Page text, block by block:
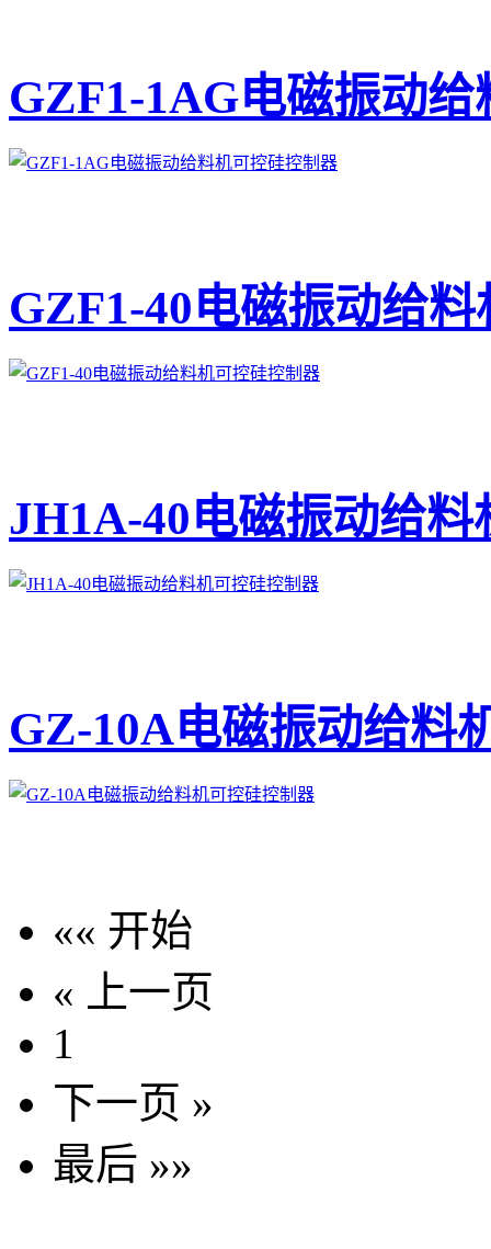
GZF1-1AG电磁振动
GZF1-40电磁振动给
JH1A-40电磁振动给
GZ-10A电磁振动给料
«« 开始
« 上一页
1
下一页 »
最后 »»